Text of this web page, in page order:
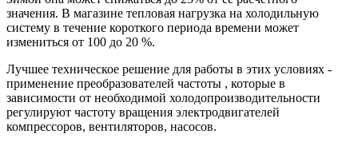
значения. В магазине тепловая нагрузка на холодильную
систему в течение короткого периода времени может
измениться от 100 до 20 %.
Лучшее техническое решение для работы в этих условиях -
применение преобразователей частоты , которые в
зависимости от необходимой холодопроизводительности
регулируют частоту вращения электродвигателей
компрессоров, вентиляторов, насосов.